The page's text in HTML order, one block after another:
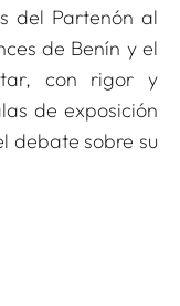
del Partenón al
de Benín y el
con rigor y
de exposición
debate sobre su